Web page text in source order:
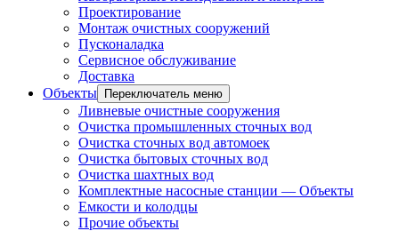
Проектирование
Монтаж очистных сооружений
Пусконаладка
Сервисное обслуживание
Доставка
Объекты
Переключатель меню
Ливневые очистные сооружения
Очистка промышленных сточных вод
Очистка сточных вод автомоек
Очистка бытовых сточных вод
Очистка шахтных вод
Комплектные насосные станции — Объекты
Емкости и колодцы
Прочие объекты